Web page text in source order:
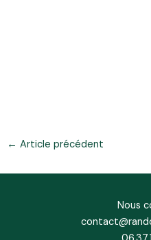
← Article précédent
Nous